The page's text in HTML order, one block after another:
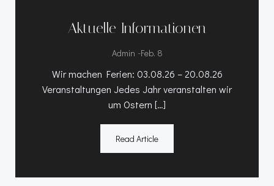
Aktuelle Informationen
Admin -Feb. 8
Wir machen Ferien: 03.08.26 – 20.08.26
Veranstaltungen Jedes Jahr veranstalten wir
um Ostern […]
Read Article